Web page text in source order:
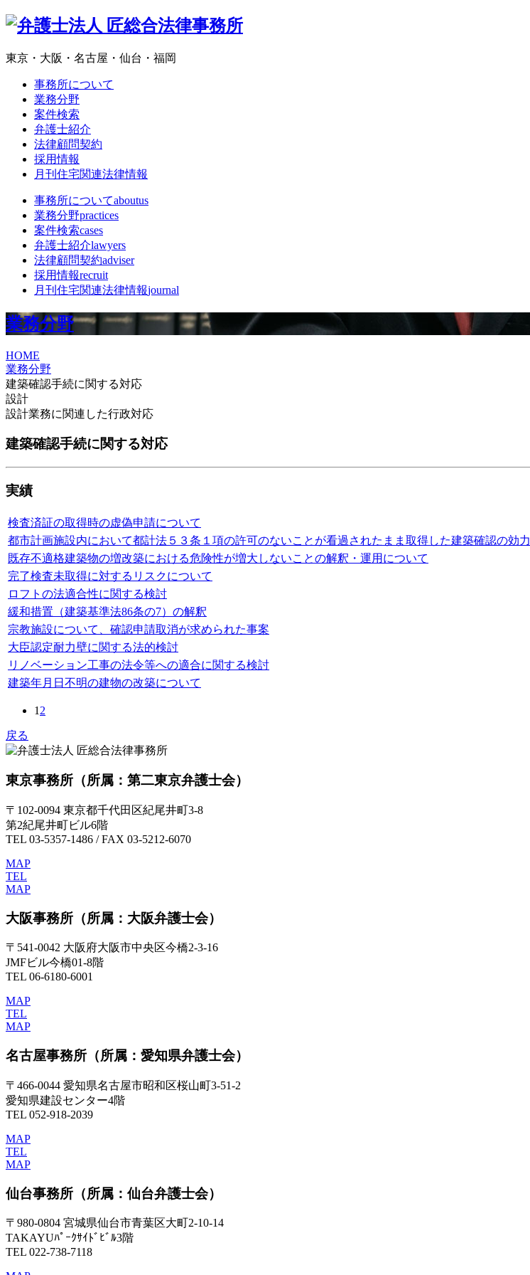
東京・大阪・名古屋・仙台・福岡
事務所について
業務分野
案件検索
弁護士紹介
法律顧問契約
採用情報
月刊住宅関連法律情報
事務所についてaboutus
業務分野practices
案件検索cases
弁護士紹介lawyers
法律顧問契約adviser
採用情報recruit
月刊住宅関連法律情報journal
業務分野
HOME
業務分野
建築確認手続に関する対応
設計
設計業務に関連した行政対応
建築確認手続に関する対応
実績
検査済証の取得時の虚偽申請について
都市計画施設内において都計法５３条１項の許可のないことが看過されたまま取得した建築確認の効力
既存不適格建築物の増改築における危険性が増大しないことの解釈・運用について
完了検査未取得に対するリスクについて
ロフトの法適合性に関する検討
緩和措置（建築基準法86条の7）の解釈
宗教施設について、確認申請取消が求められた事案
大臣認定耐力壁に関する法的検討
リノベーション工事の法令等への適合に関する検討
建築年月日不明の建物の改築について
1 2
戻る
東京事務所 （所属：第二東京弁護士会）
〒102-0094 東京都千代田区紀尾井町3-8
第2紀尾井町ビル6階
TEL 03-5357-1486 / FAX 03-5212-6070
MAP
TEL
MAP
大阪事務所 （所属：大阪弁護士会）
〒541-0042 大阪府大阪市中央区今橋2-3-16
JMFビル今橋01-8階
TEL 06-6180-6001
MAP
TEL
MAP
名古屋事務所 （所属：愛知県弁護士会）
〒466-0044 愛知県名古屋市昭和区桜山町3-51-2
愛知県建設センター4階
TEL 052-918-2039
MAP
TEL
MAP
仙台事務所 （所属：仙台弁護士会）
〒980-0804 宮城県仙台市青葉区大町2-10-14
TAKAYUﾊﾟｰｸｻｲﾄﾞﾋﾞﾙ3階
TEL 022-738-7118